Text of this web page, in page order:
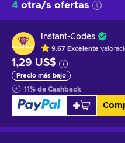
4 otra/s ofertas
Instant-Codes
9.67 Excelente
1,29 US$
Precio más bajo
11% de Cashback